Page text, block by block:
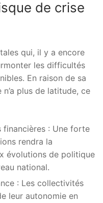
de crise
qui, il y a encore
les difficultés
En raison de sa
plus de latitude, ce
financières : Une forte
rendra la
évolutions de politique
national.
: Les collectivités
leur autonomie en